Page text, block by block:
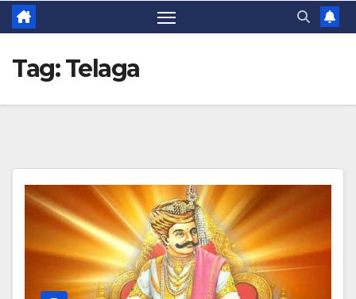
Tag:Telaga